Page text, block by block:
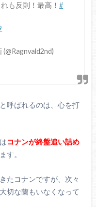
も反則！最高！#
呼ばれるのは、心を打
はコナンが終盤追い詰め
す。
たコナンですが、次々
切な蘭もいなくなって